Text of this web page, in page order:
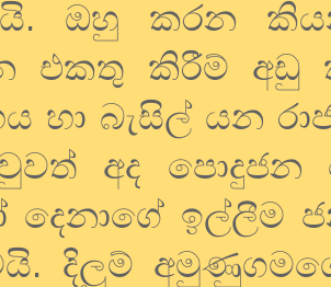
ඔහු කරන
එකතු කිරීම් අඩු
හා බැසිල් යන
අද පොදුජන
ඉල්ලීම
දිලුම්